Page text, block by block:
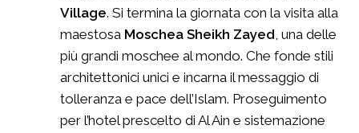
Village. Si termina la giornata con la visita alla
maestosa Moschea Sheikh Zayed, una delle
più grandi moschee al mondo. Che fonde stili
architettonici unici e incarna il messaggio di
tolleranza e pace dell’Islam. Proseguimento
per l’hotel prescelto di Al Ain e sistemazione